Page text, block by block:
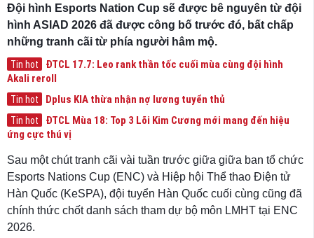
Đội hình Esports Nation Cup sẽ được bê nguyên từ đội
hình ASIAD 2026 đã được công bố trước đó, bất chấp
những tranh cãi từ phía người hâm mộ.
Tin hot
ĐTCL 17.7: Leo rank thần tốc cuối mùa cùng đội hình
Akali reroll
Tin hot Dplus KIA thừa nhận nợ lương tuyển thủ
Tin hot
ĐTCL Mùa 18: Top 3 Lõi Kim Cương mới mang đến hiệu
ứng cực thú vị
Sau một chút tranh cãi vài tuần trước giữa giữa ban tổ chức
Esports Nations Cup (ENC) và Hiệp hội Thể thao Điện tử
Hàn Quốc (KeSPA), đội tuyển Hàn Quốc cuối cùng cũng đã
chính thức chốt danh sách tham dự bộ môn LMHT tại ENC
2026.